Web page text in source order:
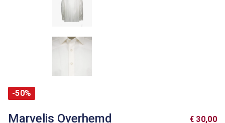
-50%
Marvelis Overhemd € 30,00